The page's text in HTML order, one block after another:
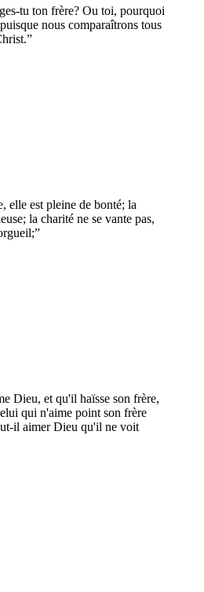
tu ton frère? Ou toi, pourquoi
nous comparaîtrons tous
”
elle est pleine de bonté; la
la charité ne se vante pas,
”
Dieu, et qu'il haïsse son frère,
qui n'aime point son frère
il aimer Dieu qu'il ne voit